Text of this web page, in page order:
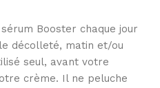
Booster chaque jour
décolleté, matin et/ou
seul, avant votre
crème. Il ne peluche